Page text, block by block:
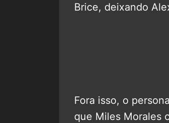
Brice, deixando
Fora isso, o
que Miles Morales